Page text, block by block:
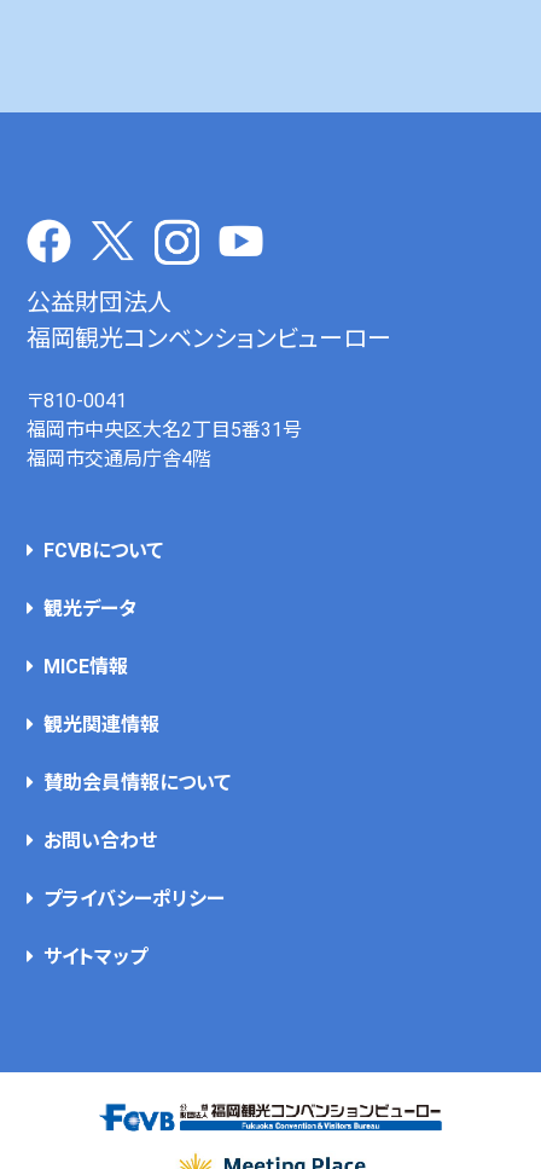
公益財団法人
福岡観光コンベンションビューロー
〒810-0041
福岡市中央区大名2丁目5番31号
福岡市交通局庁舎4階
FCVBについて
観光データ
MICE情報
観光関連情報
賛助会員情報について
お問い合わせ
プライバシーポリシー
サイトマップ